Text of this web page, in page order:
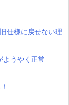
仕様に戻せない理
ようやく正常